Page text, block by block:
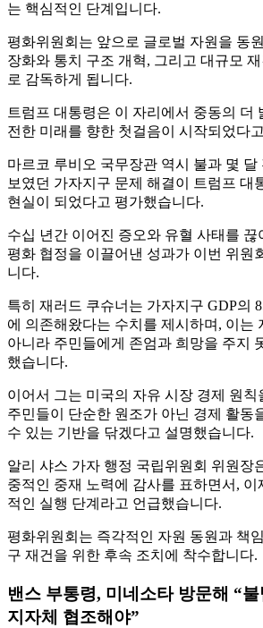
는 핵심적인 단계입니다.
평화위원회는 앞으로 글로벌 자원을 동
장화와 통치 구조 개혁, 그리고 대규모
로 감독하게 됩니다.
트럼프 대통령은 이 자리에서 중동의 더
전한 미래를 향한 첫걸음이 시작되었다
마르코 루비오 국무장관 역시 불과 몇 달
보였던 가자지구 문제 해결이 트럼프 대
현실이 되었다고 평가했습니다.
수십 년간 이어진 증오와 유혈 사태를
평화 협정을 이끌어낸 성과가 이번 위원
니다.
특히 재러드 쿠슈너는 가자지구 GDP의
에 의존해왔다는 수치를 제시하며, 이는
아니라 주민들에게 존엄과 희망을 주지
했습니다.
이어서 그는 미국의 자유 시장 경제 원칙
주민들이 단순한 원조가 아닌 경제 활동
수 있는 기반을 닦겠다고 설명했습니다.
알리 샤스 가자 행정 국립위원회 위원장
중적인 중재 노력에 감사를 표하면서, 이
적인 실행 단계라고 언급했습니다.
평화위원회는 즉각적인 자원 동원과 책
구 재건을 위한 후속 조치에 착수합니다.
밴스 부통령, 미네소타 방문해 “불
지자체 협조해야”